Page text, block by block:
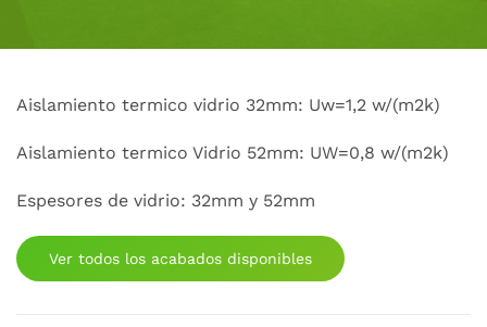
Aislamiento termico vidrio 32mm: Uw=1,2 w/(m2k)
Aislamiento termico Vidrio 52mm: UW=0,8 w/(m2k)
Espesores de vidrio: 32mm y 52mm
Ver todos los acabados disponibles